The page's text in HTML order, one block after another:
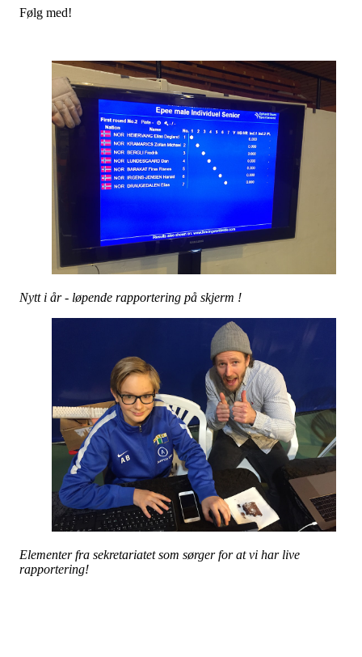
Følg med!
Nytt i år - løpende rapportering på skjerm !
Elementer fra sekretariatet som sørger for at vi har live
rapportering!